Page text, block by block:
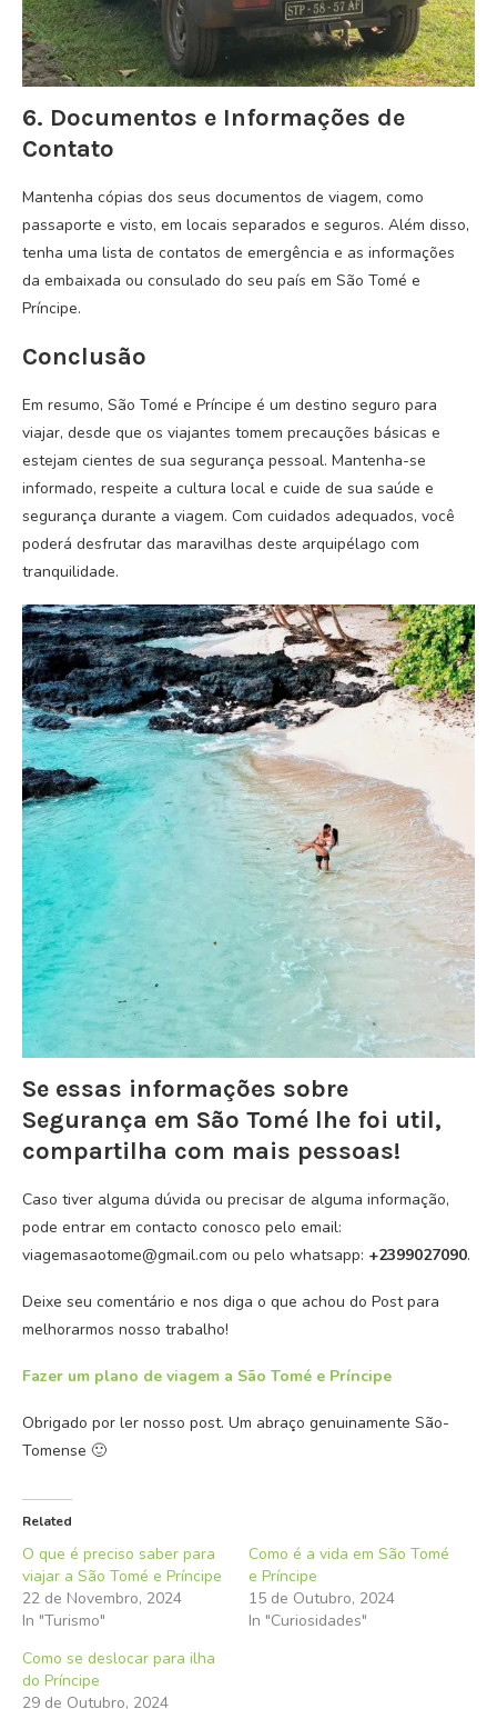
6. Documentos e Informações de
Contato
Mantenha cópias dos seus documentos de viagem, como
passaporte e visto, em locais separados e seguros. Além disso,
tenha uma lista de contatos de emergência e as informações
da embaixada ou consulado do seu país em São Tomé e
Príncipe.
Conclusão
Em resumo, São Tomé e Príncipe é um destino seguro para
viajar, desde que os viajantes tomem precauções básicas e
estejam cientes de sua segurança pessoal. Mantenha-se
informado, respeite a cultura local e cuide de sua saúde e
segurança durante a viagem. Com cuidados adequados, você
poderá desfrutar das maravilhas deste arquipélago com
tranquilidade.
Se essas informações sobre
Segurança em São Tomé lhe foi util,
compartilha com mais pessoas!
Caso tiver alguma dúvida ou precisar de alguma informação,
pode entrar em contacto conosco pelo email:
viagemasaotome@gmail.com ou pelo whatsapp: +2399027090.
Deixe seu comentário e nos diga o que achou do Post para
melhorarmos nosso trabalho!
Fazer um plano de viagem a São Tomé e Príncipe
Obrigado por ler nosso post. Um abraço genuinamente São-
Tomense 🙂
Related
O que é preciso saber para
viajar a São Tomé e Príncipe
22 de Novembro, 2024
In "Turismo"
Como é a vida em São Tomé
e Príncipe
15 de Outubro, 2024
In "Curiosidades"
Como se deslocar para ilha
do Príncipe
29 de Outubro, 2024